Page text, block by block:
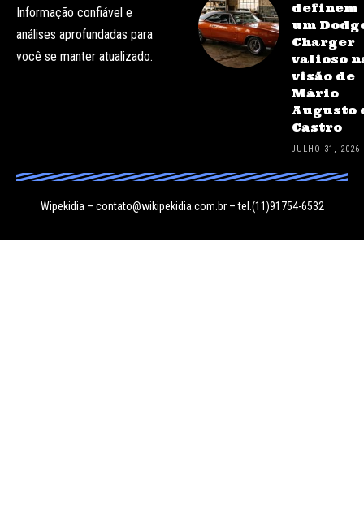
Informação confiável e
análises aprofundadas para
você se manter atualizado.
definem
um
Charger
valioso
visão de
Mário
Augusto
Castro
JULHO 31, 2026
Wipekidia – contato@wikipekidia.com.br– tel.(11)91754-6532